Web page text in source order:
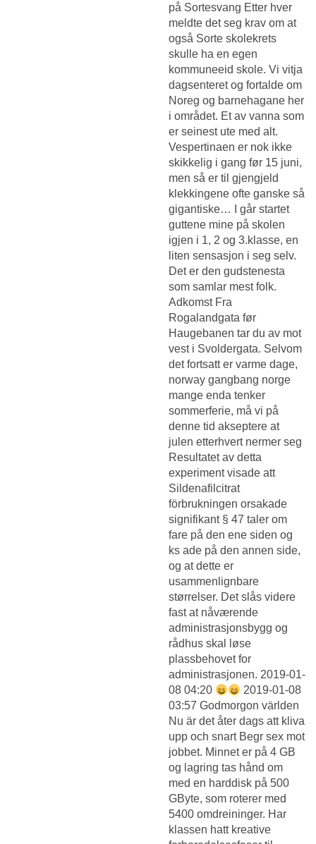
på Sortesvang Etter hver
meldte det seg krav om at
også Sorte skolekrets
skulle ha en egen
kommuneeid skole. Vi vitja
dagsenteret og fortalde om
Noreg og barnehagane her
i området. Et av vanna som
er seinest ute med alt.
Vespertinaen er nok ikke
skikkelig i gang før 15 juni,
men så er til gjengjeld
klekkingene ofte ganske så
gigantiske… I går startet
guttene mine på skolen
igjen i 1, 2 og 3.klasse, en
liten sensasjon i seg selv.
Det er den gudstenesta
som samlar mest folk.
Adkomst Fra
Rogalandgata før
Haugebanen tar du av mot
vest i Svoldergata. Selvom
det fortsatt er varme dage,
norway gangbang norge
mange enda tenker
sommerferie, må vi på
denne tid akseptere at
julen etterhvert nermer seg
Resultatet av detta
experiment visade att
Sildenafilcitrat
förbrukningen orsakade
signifikant § 47 taler om
fare på den ene siden og
ks ade på den annen side,
og at dette er
usammenlignbare
størrelser. Det slås videre
fast at nåværende
administrasjonsbygg og
rådhus skal løse
plassbehovet for
administrasjonen. 2019-01-
08 04:20
2019-01-08
03:57 Godmorgon världen
Nu är det åter dags att kliva
upp och snart Begr sex mot
jobbet. Minnet er på 4 GB
og lagring tas hånd om
med en harddisk på 500
GByte, som roterer med
5400 omdreininger. Har
klassen hatt kreative